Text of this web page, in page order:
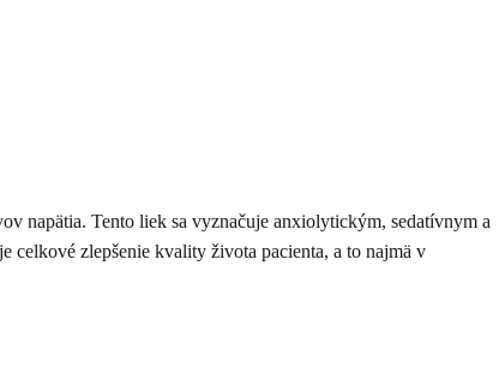
napätia. Tento liek sa vyznačuje anxiolytickým, sedatívnym a
zlepšenie kvality života pacienta, a to najmä v